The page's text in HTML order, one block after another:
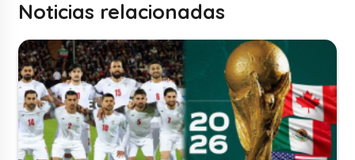
Noticias relacionadas